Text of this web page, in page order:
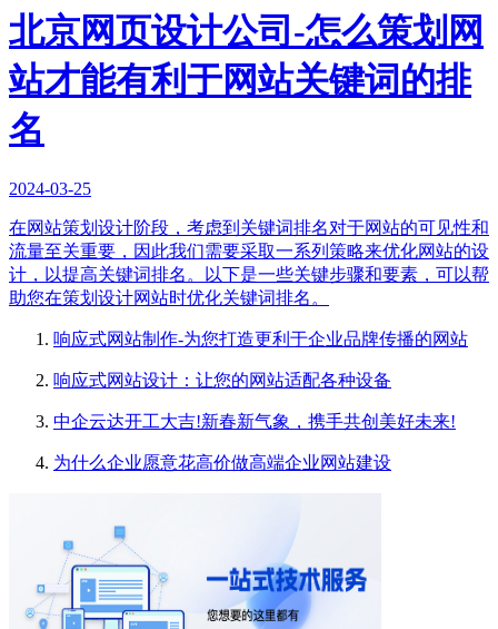
北京网页设计公司-怎么策划网
站才能有利于网站关键词的排
名
2024-03-25
在网站策划设计阶段，考虑到关键词排名对于网站的可见性和
流量至关重要，因此我们需要采取一系列策略来优化网站的设
计，以提高关键词排名。以下是一些关键步骤和要素，可以帮
助您在策划设计网站时优化关键词排名。
响应式网站制作-为您打造更利于企业品牌传播的网站
响应式网站设计：让您的网站适配各种设备
中企云达开工大吉!新春新气象，携手共创美好未来!
为什么企业愿意花高价做高端企业网站建设